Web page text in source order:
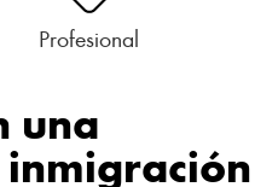
Profesional
una